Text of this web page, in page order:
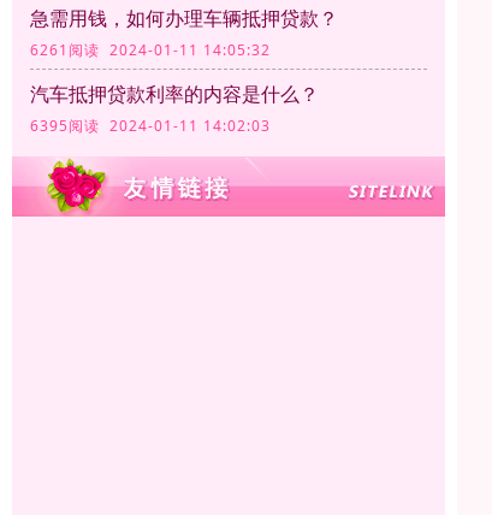
急需用钱，如何办理车辆抵押贷款？
6261阅读 2024-01-11 14:05:32
汽车抵押贷款利率的内容是什么？
6395阅读 2024-01-11 14:02:03